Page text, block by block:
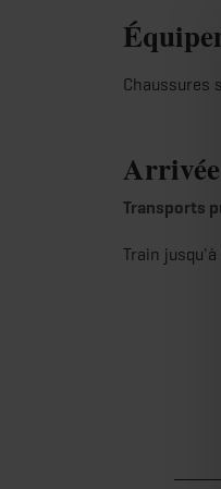
Chaussures
Arrivée
Transports
Train